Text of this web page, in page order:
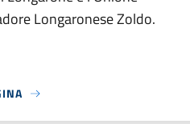
Longaronese Zoldo.